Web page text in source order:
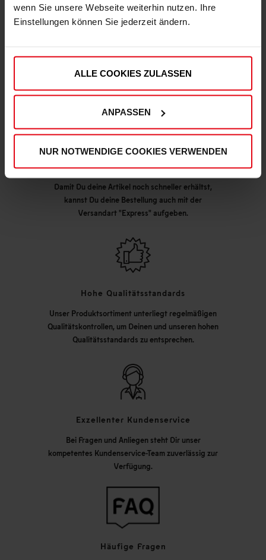
wenn Sie unsere Webseite weiterhin nutzen. Ihre
Einstellungen können Sie jederzeit ändern.
ALLE COOKIES ZULASSEN
ANPASSEN
NUR NOTWENDIGE COOKIES VERWENDEN
DEINE VORTEILE IN UNSEREM SHOP
Express Lieferung möglich
Damit Du deine Artikel noch schneller erhältst,
kannst Du deine Bestellung auch mit der
Versandart "Express" aufgeben.
Hohe Qualitätsstandards
Unser Produktsortiment unterliegt regelmäßigen
Qualitätskontrollen, um Deinen und unseren hohen
Qualitätsstandards zu entsprechen.
Exzellenter Kundenservice
Bei Fragen und Anliegen steht Dir unser
kompetentes Kundenservice-Team zuverlässig zur
Verfügung.
Häufige Fragen